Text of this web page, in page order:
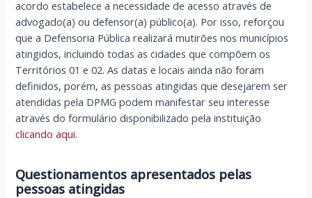
acordo estabelece a necessidade de acesso através de
advogado(a) ou defensor(a) público(a). Por isso, reforçou
que a Defensoria Pública realizará mutirões nos municípios
atingidos, incluindo todas as cidades que compõem os
Territórios 01 e 02. As datas e locais ainda não foram
definidos, porém, as pessoas atingidas que desejarem ser
atendidas pela DPMG podem manifestar seu interesse
através do formulário disponibilizado pela instituição
clicando aqui.
Questionamentos apresentados pelas
pessoas atingidas